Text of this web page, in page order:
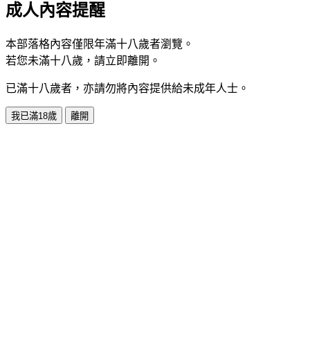
成人內容提醒
本部落格內容僅限年滿十八歲者瀏覽。
若您未滿十八歲，請立即離開。
已滿十八歲者，亦請勿將內容提供給未成年人士。
我已滿18歲 離開